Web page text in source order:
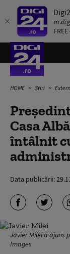
HOME Știri
Casa
întâlnit
Data publicării:
Javier Milei a ajuns
Images